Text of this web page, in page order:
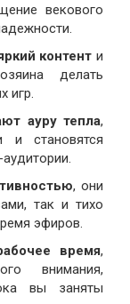
векового
контент и
делать
игр.
ауру тепла,
становятся
, они
так и тихо
эфиров.
время,
внимания,
вы заняты